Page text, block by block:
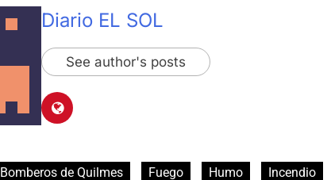
Diario EL SOL
See author's posts
Bomberos de Quilmes Fuego Humo Incendio